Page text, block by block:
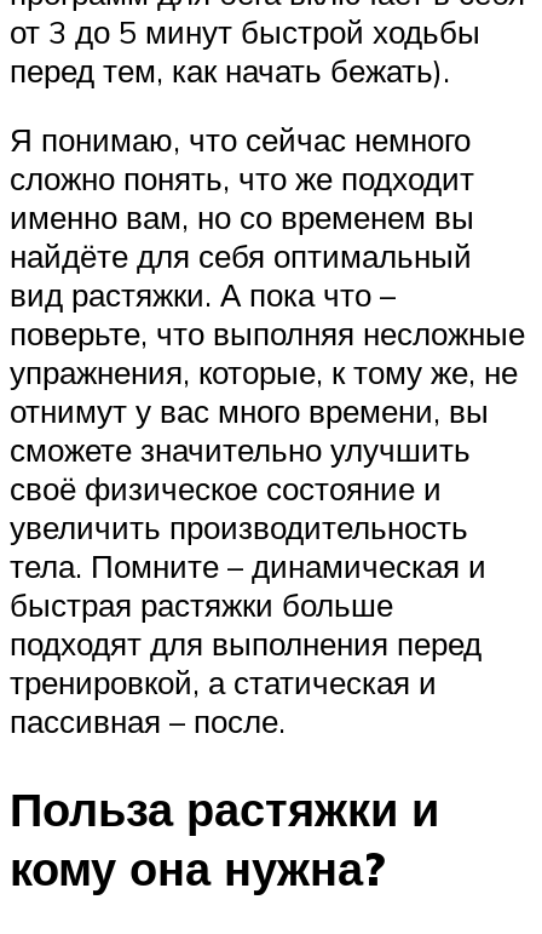
от 3 до 5 минут быстрой ходьбы
перед тем, как начать бежать).
Я понимаю, что сейчас немного
сложно понять, что же подходит
именно вам, но со временем вы
найдёте для себя оптимальный
вид растяжки. А пока что –
поверьте, что выполняя несложные
упражнения, которые, к тому же, не
отнимут у вас много времени, вы
сможете значительно улучшить
своё физическое состояние и
увеличить производительность
тела. Помните – динамическая и
быстрая растяжки больше
подходят для выполнения перед
тренировкой, а статическая и
пассивная – после.
Польза растяжки и
кому она нужна?